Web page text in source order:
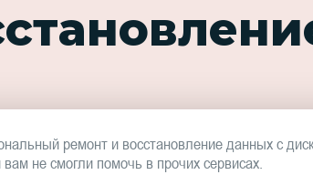
ремонт и восстановление данных с
не смогли помочь в прочих сервисах.